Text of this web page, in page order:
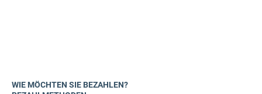
WIE MÖCHTEN SIE BEZAHLEN?